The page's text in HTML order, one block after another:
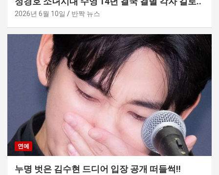
2026년 6월 10일 반짝 뉴스
연예
누명 벗은 김수현 드디어 입장 공개 떠들썩!!